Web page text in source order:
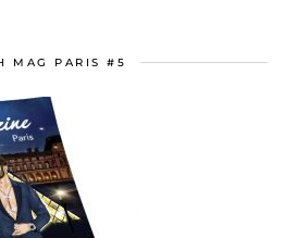
MAG PARIS #5